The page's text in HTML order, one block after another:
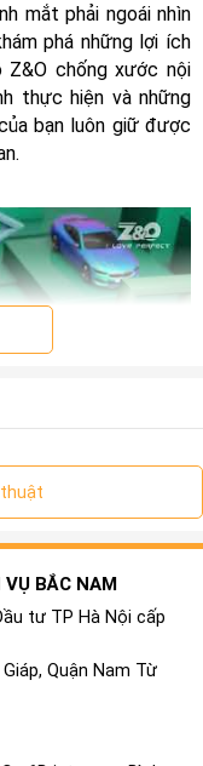
mắt phải ngoái nhìn
phá những lợi ích
chống xước nội
thực hiện và những
bạn luôn giữ được
xe, bao gồm các
như ghế ngồi, bảng
không khí, hệ thống
đồ, các chi tiết ốp,
VỤ BẮC NAM
tư TP Hà Nội cấp
Quận Nam Từ